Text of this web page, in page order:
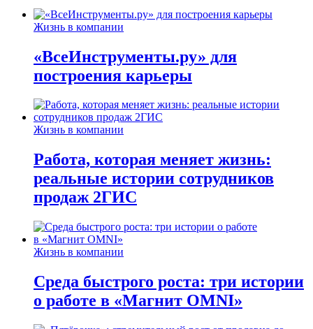
Жизнь в компании
«ВсеИнструменты.ру» для
построения карьеры
Жизнь в компании
Работа, которая меняет жизнь:
реальные истории сотрудников
продаж 2ГИС
Жизнь в компании
Среда быстрого роста: три истории
о работе в «Магнит OMNI»